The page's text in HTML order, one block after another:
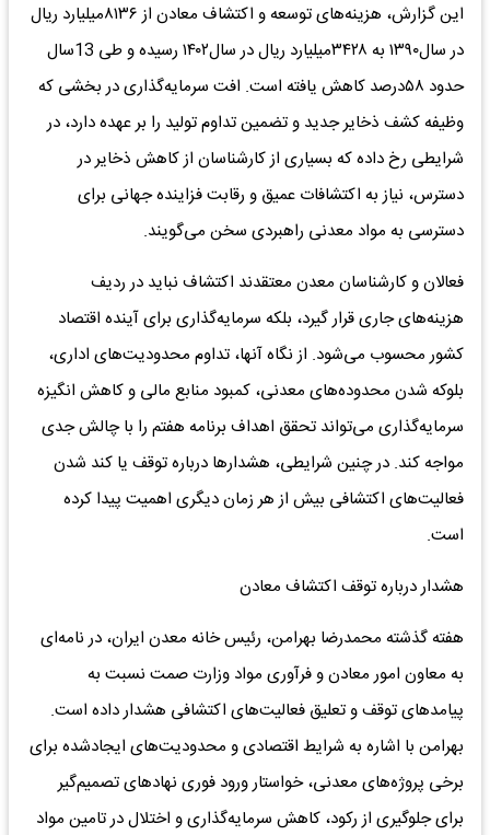
این گزارش، هزینه‌های توسعه و اکتشاف معادن از ۸۱۳۶‌میلیارد ریال
در سال۱۳۹۰ به ۳۴۲۸‌میلیارد ریال در سال۱۴۰۲ رسیده و طی 13سال
حدود ۵۸درصد کاهش یافته است. افت سرمایه‌گذاری در بخشی که
وظیفه کشف ذخایر جدید و تضمین تداوم تولید را بر عهده دارد، در
شرایطی رخ داده که بسیاری از کارشناسان از کاهش ذخایر در
دسترس، نیاز به اکتشافات عمیق و رقابت فزاینده جهانی برای
دسترسی به مواد معدنی راهبردی سخن می‌گویند.
فعالان و کارشناسان معدن معتقدند اکتشاف نباید در ردیف
هزینه‌های جاری قرار گیرد، بلکه سرمایه‌گذاری برای آینده اقتصاد
کشور محسوب می‌شود. از نگاه آنها، تداوم محدودیت‌های اداری،
بلوکه شدن محدوده‌های معدنی، کمبود منابع مالی و کاهش انگیزه
سرمایه‌گذاری می‌تواند تحقق اهداف برنامه هفتم را با چالش جدی
مواجه کند. در چنین شرایطی، هشدارها درباره توقف یا کند شدن
فعالیت‌های اکتشافی بیش از هر زمان دیگری اهمیت پیدا کرده
است.
هشدار درباره توقف اکتشاف معادن
هفته گذشته محمدرضا بهرامن، رئیس خانه معدن ایران، در نامه‌ای
به معاون امور معادن و فرآوری مواد وزارت صمت نسبت به
پیامدهای توقف و تعلیق فعالیت‌های اکتشافی هشدار داده است.
بهرامن با اشاره به شرایط اقتصادی و محدودیت‌های ایجادشده برای
برخی پروژه‌های معدنی، خواستار ورود فوری نهادهای تصمیم‌گیر
برای جلوگیری از رکود، کاهش سرمایه‌گذاری و اختلال در تامین مواد